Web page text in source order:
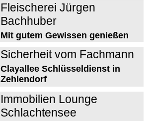
Fleischerei Jürgen
Bachhuber
Mit gutem Gewissen genießen
Sicherheit vom Fachmann
Clayallee Schlüsseldienst in
Zehlendorf
Immobilien Lounge
Schlachtensee